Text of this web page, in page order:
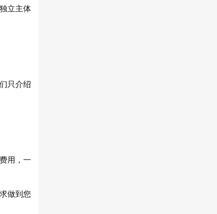
立主体
只介绍
用，一
做到您